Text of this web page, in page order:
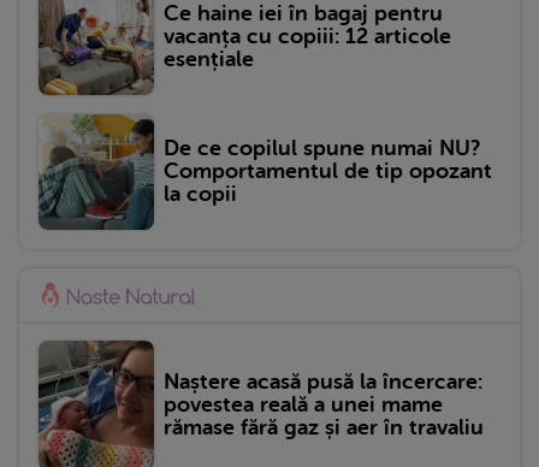
Ce haine iei în bagaj pentru
vacanța cu copiii: 12 articole
esențiale
De ce copilul spune numai NU?
Comportamentul de tip opozant
la copii
Naștere acasă pusă la încercare:
povestea reală a unei mame
rămase fără gaz și aer în travaliu